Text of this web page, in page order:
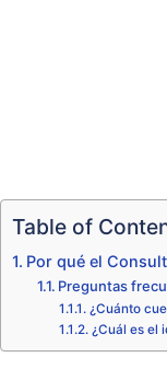
Table of
Por qué el
Preguntas
¿Cuánto
¿Cuál es el